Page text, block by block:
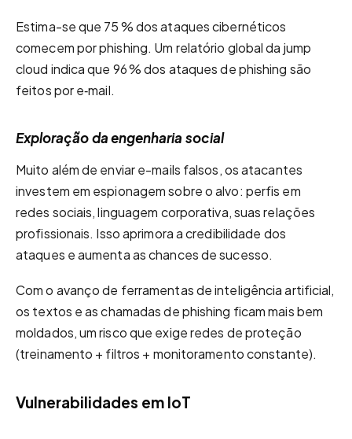
Estima-se que 75 % dos ataques cibernéticos
comecem por phishing. Um relatório global da jump
cloud indica que 96 % dos ataques de phishing são
feitos por e‑mail.
Exploração da engenharia social
Muito além de enviar e-mails falsos, os atacantes
investem em espionagem sobre o alvo: perfis em
redes sociais, linguagem corporativa, suas relações
profissionais. Isso aprimora a credibilidade dos
ataques e aumenta as chances de sucesso.
Com o avanço de ferramentas de inteligência artificial,
os textos e as chamadas de phishing ficam mais bem
moldados, um risco que exige redes de proteção
(treinamento + filtros + monitoramento constante).
Vulnerabilidades em IoT